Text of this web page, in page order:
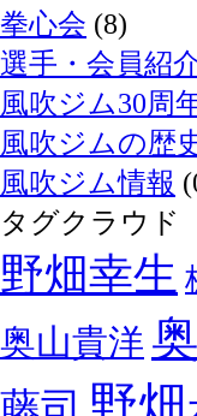
拳心会 (8)
選手・会員紹
風吹ジム30周
風吹ジムの歴
風吹ジム情報
タグクラウド
野畑幸生
奥山貴洋